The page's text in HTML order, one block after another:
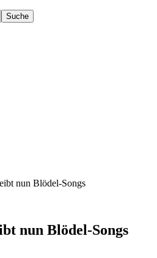
nun Blödel-Songs
nun Blödel-Songs